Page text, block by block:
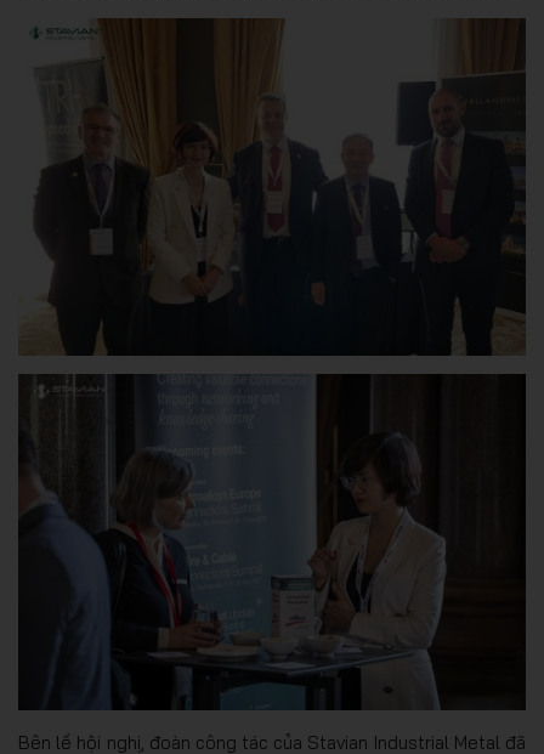
Bên lề hội nghị, đoàn công tác của Stavian Industrial Metal đã